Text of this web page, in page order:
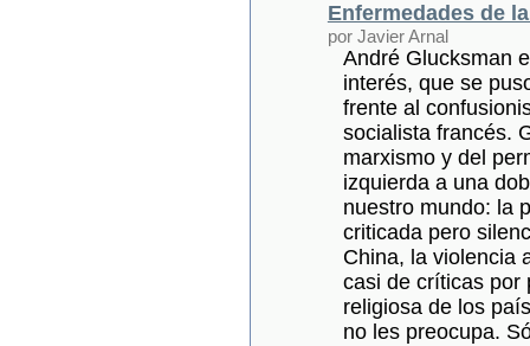
Enfermedades de
por Javier Arnal
André Glucksman
interés, que se
frente al
socialista francés.
marxismo y del
izquierda a una
nuestro mundo: la
criticada pero
China, la violencia
casi de críticas por
religiosa de los
no les preocupa.